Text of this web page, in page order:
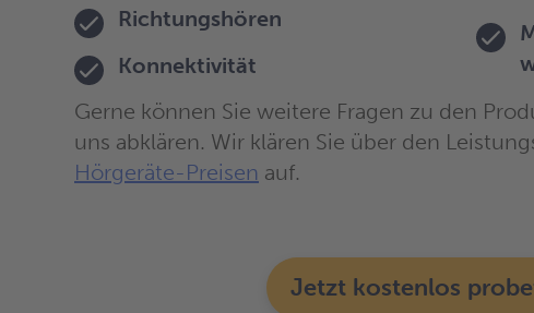
Richtungshören
Konnektivität
Gerne können Sie weitere Fragen zu den
uns abklären. Wir klären Sie über den
Hörgeräte-Preisen auf.
Jetzt kostenlos